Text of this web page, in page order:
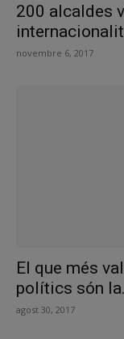
200 alcaldes
novembre 6, 2017
El que més
polítics són
agost 30, 2017